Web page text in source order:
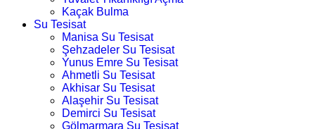
Kaçak Bulma
Su Tesisat
Manisa Su Tesisat
Şehzadeler Su Tesisat
Yunus Emre Su Tesisat
Ahmetli Su Tesisat
Akhisar Su Tesisat
Alaşehir Su Tesisat
Demirci Su Tesisat
Gölmarmara Su Tesisat